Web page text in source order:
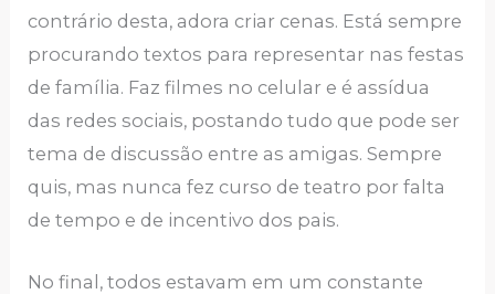
contrário desta, adora criar cenas. Está sempre
procurando textos para representar nas festas
de família. Faz filmes no celular e é assídua
das redes sociais, postando tudo que pode ser
tema de discussão entre as amigas. Sempre
quis, mas nunca fez curso de teatro por falta
de tempo e de incentivo dos pais.
No final, todos estavam em um constante